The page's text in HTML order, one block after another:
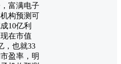
富满电子
构预测可
10亿利
在市值
，也就33
盈率，明